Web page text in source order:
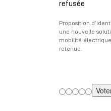
refusée
Proposition
une nouvelle
mobilité
retenue.